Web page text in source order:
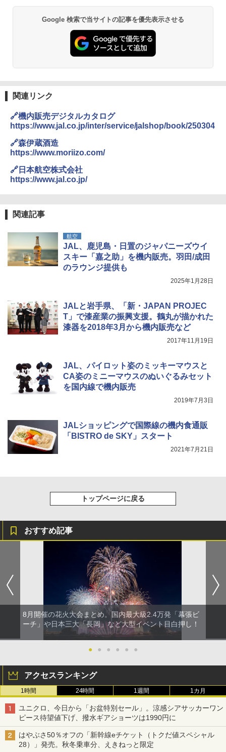
￥2,695
A09 地球の歩き方 イタリア 2026～2027 地
A26 地球の歩き方 チェコ ポーランド スロヴ
￥2,277
PYKES PEAK (パイクスピーク) 着替えテン
ト プライバシー テント 【中が透けない】 1
人用 折りたたみ 防災グッズ 災害用トイレ ビ
ーチ ピクニック ポップアップテント 携帯 簡
易 トイレテント (ブラック)
テント ワンタッチ RENEW 幅200 2-3人用 43
500002(89232)
[キャンパーズコレクション 山善] 傘みたいに
広げるだけ パッとサッとテント ブラックコ
ーティング フルクローズ メッシュ 3-4人用
[キャンパーズコレクション 山善] 傘みたいに
広げるだけ パッとサッとテント キューブワ
イド ブラックコーティング フルクローズ メ
ッシュ 4人用 簡単設置 ポップアップテント P
￥-
【日本企業販売】超強力クマ対策スプレー 30
0ml（連続噴射30秒）110ml（連続噴射15
秒）射程5～10m 安全ロック搭載 携帯収納袋
付き ヒグマ・イノシシ対策 自治体・教育機
関の購入実績 登山・キャンプ・アウトドア・
GRANDOOR ステンレス保冷剤 2個セット 2
026リニューアル 急速冷凍 空間倍増 衛生的
￥2,980
ポインターライト 強力 小型 緑色/赤色/青紫色
￥1,180
電動エアーポンプ SUP用 20PSI 電動ポンプ
ゴムボート 空気入れ 空気抜き 自動停止 過熱
保護 日光可読lcd 7種類ノズル付き
￥7,884
Google 検索で当サイトの記事を優先表示させる
関連リンク
🔗機内販売デジタルカタログ
https://www.jal.co.jp/inter/service/jalshop/book/250304
🔗森伊蔵酒造
https://www.moriizo.com/
🔗日本航空株式会社
https://www.jal.co.jp/
関連記事
航空
JAL、鹿児島・日置のジャパニーズウイ
スキー「嘉之助」を機内販売。羽田/成田
のラウンジ提供も
2025年1月28日
JALと岩手県、「新・JAPAN PROJEC
T」で漆産業の振興支援。鶴丸が描かれた
漆器を2018年3月から機内販売など
2017年11月19日
JAL、パイロット姿のミッキーマウスと
CA姿のミニーマウスのぬいぐるみセット
を国内線で機内販売
2019年7月3日
JALショッピングで国際線の機内食通販
「BISTRO de SKY」スタート
2021年7月21日
トップページに戻る
おすすめ記事
8月開催の花火大会まとめ。国内最大級2.4万発「幕張ビ
ーチ」や日本三大「長岡」など大型イベント目白押し！
● ● ● ● ● ●
アクセスランキング
1時間 24時間 1週間 1カ月
ユニクロ、今日から「お盆特別セール」。涼感シアサッカーワン
ピース待望値下げ、撥水ギアショーツは1990円に
はやぶさ50％オフの「新幹線eチケット（トクだ値スペシャル
28）」発売。秋冬乗車分、えきねっと限定